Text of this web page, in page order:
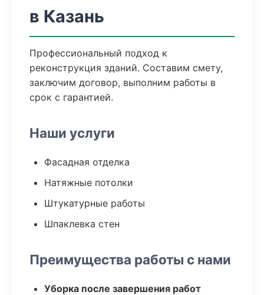
в Казань
Профессиональный подход к
реконструкция зданий. Составим смету,
заключим договор, выполним работы в
срок с гарантией.
Наши услуги
Фасадная отделка
Натяжные потолки
Штукатурные работы
Шпаклевка стен
Преимущества работы с нами
Уборка после завершения работ